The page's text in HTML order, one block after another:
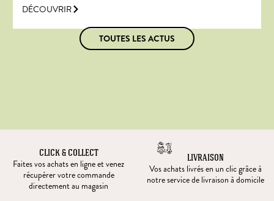
DÉCOUVRIR
TOUTES LES ACTUS
CLICK & COLLECT
Faites vos achats en ligne et venez
récupérer votre commande
directement au magasin
LIVRAISON
Vos achats livrés en un clic grâce à
notre service de livraison à domicile